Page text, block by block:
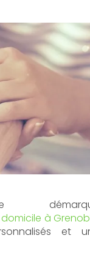
à
et